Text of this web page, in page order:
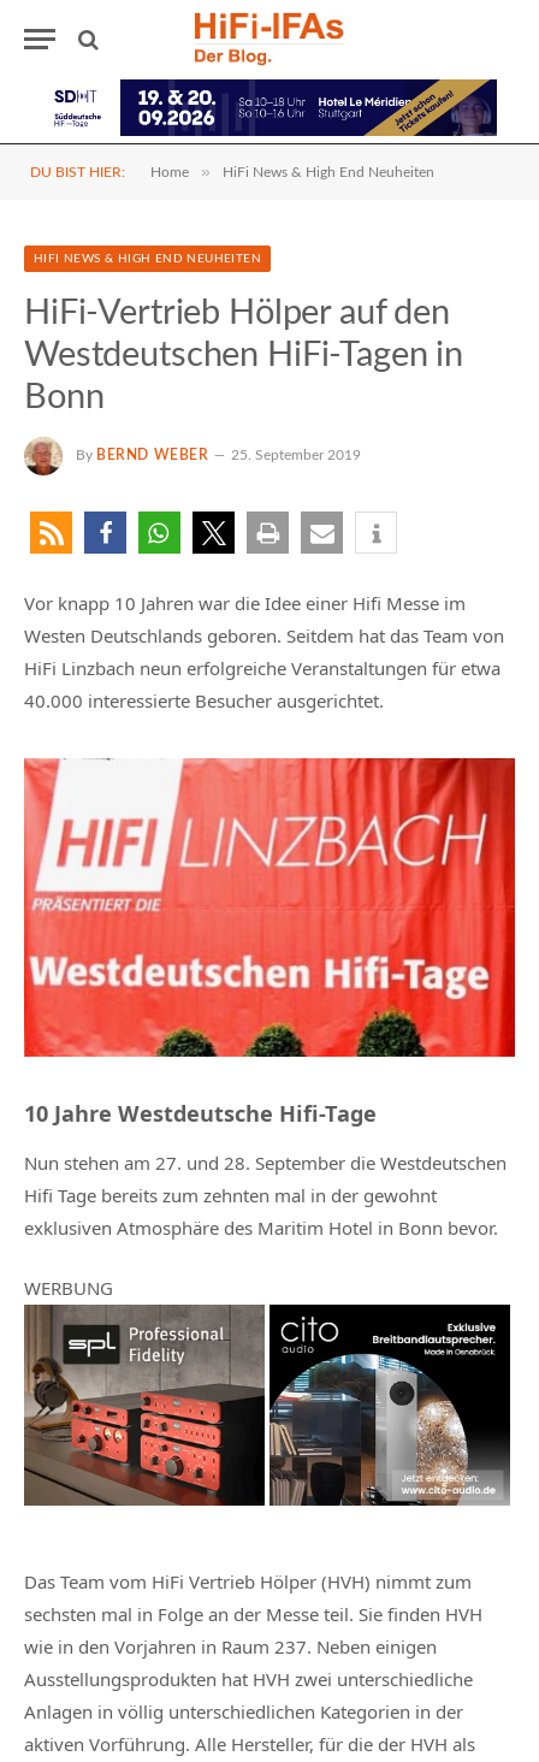
DU BIST HIER: Home » HiFi News & High End Neuheiten
HIFI NEWS & HIGH END NEUHEITEN
HiFi-Vertrieb Hölper auf den
Westdeutschen HiFi-Tagen in
Bonn
By BERND WEBER 25. September 2019
Vor knapp 10 Jahren war die Idee einer Hifi Messe im
Westen Deutschlands geboren. Seitdem hat das Team von
HiFi Linzbach neun erfolgreiche Veranstaltungen für etwa
40.000 interessierte Besucher ausgerichtet.
10 Jahre Westdeutsche Hifi-Tage
Nun stehen am 27. und 28. September die Westdeutschen
Hifi Tage bereits zum zehnten mal in der gewohnt
exklusiven Atmosphäre des Maritim Hotel in Bonn bevor.
WERBUNG
Das Team vom HiFi Vertrieb Hölper (HVH) nimmt zum
sechsten mal in Folge an der Messe teil. Sie finden HVH
wie in den Vorjahren in Raum 237. Neben einigen
Ausstellungsprodukten hat HVH zwei unterschiedliche
Anlagen in völlig unterschiedlichen Kategorien in der
aktiven Vorführung. Alle Hersteller, für die der HVH als